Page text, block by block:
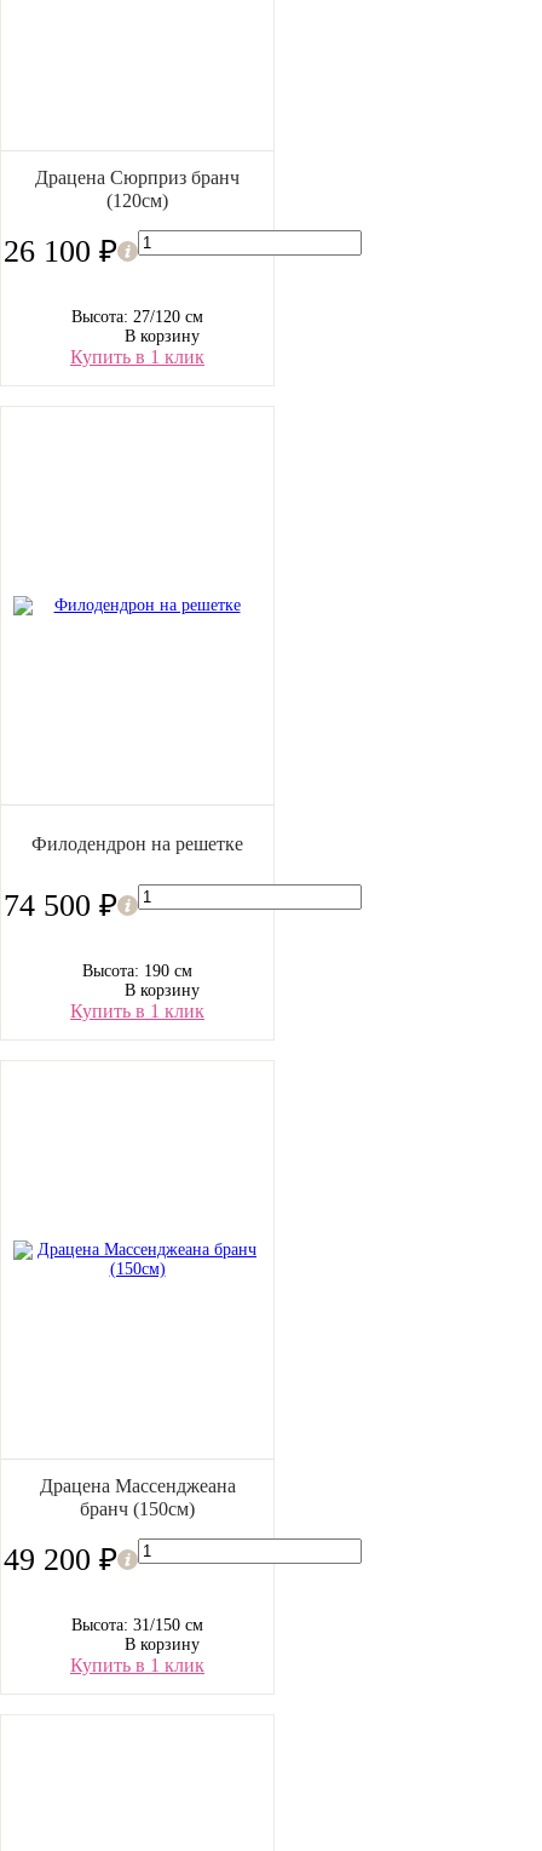
Драцена Сюрприз бранч
(120см)
26 100 ₽
Высота: 27/120 см
В корзину
Купить в 1 клик
Филодендрон на решетке
74 500 ₽
Высота: 190 см
В корзину
Купить в 1 клик
Драцена Массенджеана
бранч (150см)
49 200 ₽
Высота: 31/150 см
В корзину
Купить в 1 клик